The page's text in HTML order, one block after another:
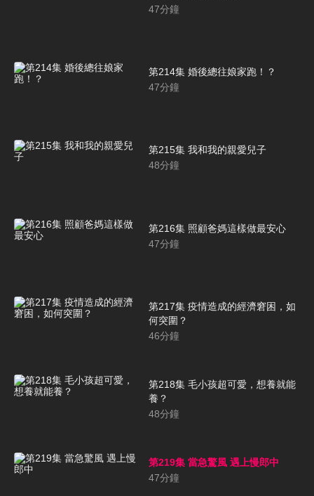
47分鐘
第214集 婚後總往娘家跑！？
47分鐘
第215集 我和我的親愛兒子
48分鐘
第216集 照顧爸媽這樣做最安心
47分鐘
第217集 疫情造成的經濟窘困，如
何突圍？
46分鐘
第218集 毛小孩超可愛，想養就能
養？
48分鐘
第219集 當急驚風 遇上慢郎中
47分鐘